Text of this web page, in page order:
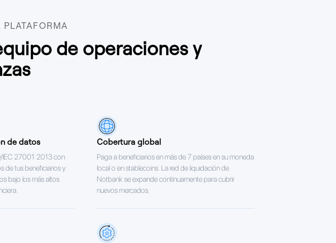
PLATAFORMA
de operaciones y
de datos
IEC 27001:2013 con
de tus beneficiarios y
bajo los más altos
Cobertura global
Paga a beneficiarios en más de 7 países en su moneda
local o en stablecoins. La red de liquidación de
Notbank se expande continuamente para cubrir
nuevos mercados.